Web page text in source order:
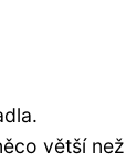
větší než